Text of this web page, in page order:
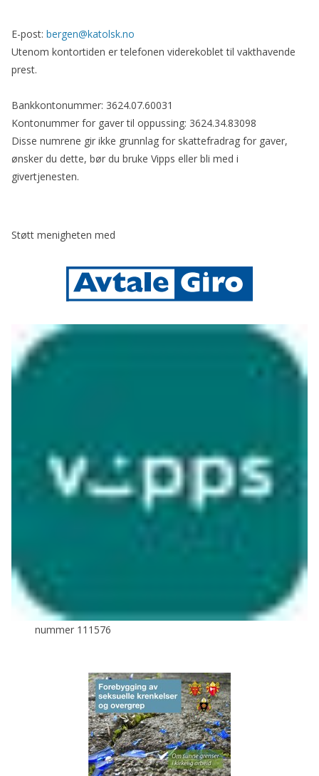
E-post: bergen@katolsk.no
Utenom kontortiden er telefonen viderekoblet til vakthavende
prest.
Bankkontonummer: 3624.07.60031
Kontonummer for gaver til oppussing: 3624.34.83098
Disse numrene gir ikke grunnlag for skattefradrag for gaver,
ønsker du dette, bør du bruke Vipps eller bli med i
givertjenesten.
Støtt menigheten med
nummer 111576